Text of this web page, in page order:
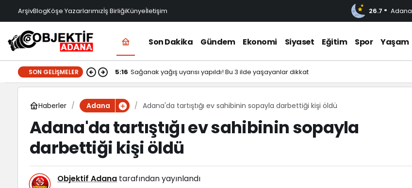
ArşivBlogKöşe Yazarlarımızİş BirliğiKünyeİletişim 26.7 ° Adana
Son Dakika Gündem Ekonomi Siyaset Eğitim Spor Yaşam
SON GELIŞMELER 5:16 Sağanak yağış uyarısı yapıldı! Bu 3 ilde yaşayanlar dikkat
Haberler Adana Adana'da tartıştığı ev sahibinin sopayla darbettiği kişi öldü
Adana'da tartıştığı ev sahibinin sopayla
darbettiği kişi öldü
Objektif Adana tarafından yayınlandı